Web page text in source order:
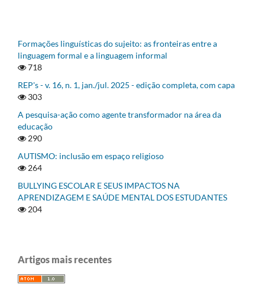
Formações linguísticas do sujeito: as fronteiras entre a
linguagem formal e a linguagem informal
718
REP's - v. 16, n. 1, jan./jul. 2025 - edição completa, com capa
303
A pesquisa-ação como agente transformador na área da
educação
290
AUTISMO: inclusão em espaço religioso
264
BULLYING ESCOLAR E SEUS IMPACTOS NA
APRENDIZAGEM E SAÚDE MENTAL DOS ESTUDANTES
204
Artigos mais recentes